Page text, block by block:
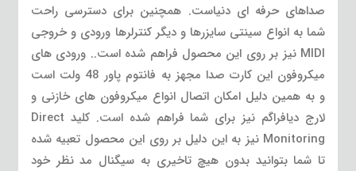
صداهای حرفه ای دنیاست. همچنین برای دسترسی راحت
شما به انواع سینتی سایزرها و دیگر کنترلرها ورودی و خروجی
MIDI نیز بر روی این محصول فراهم شده است.. ورودی های
میکروفون این کارت صدا مجهز به فانتوم پاور 48 ولت است
و به همین دلیل امکان اتصال انواع میکروفون های خازنی و
لارج دیافراگم نیز برای شما فراهم شده است. کلید Direct
Monitoring نیز به این دلیل بر روی این محصول تعبیه شده
تا شما بتوانید بدون هیچ تاخیری به سیگنال مد نظر خود